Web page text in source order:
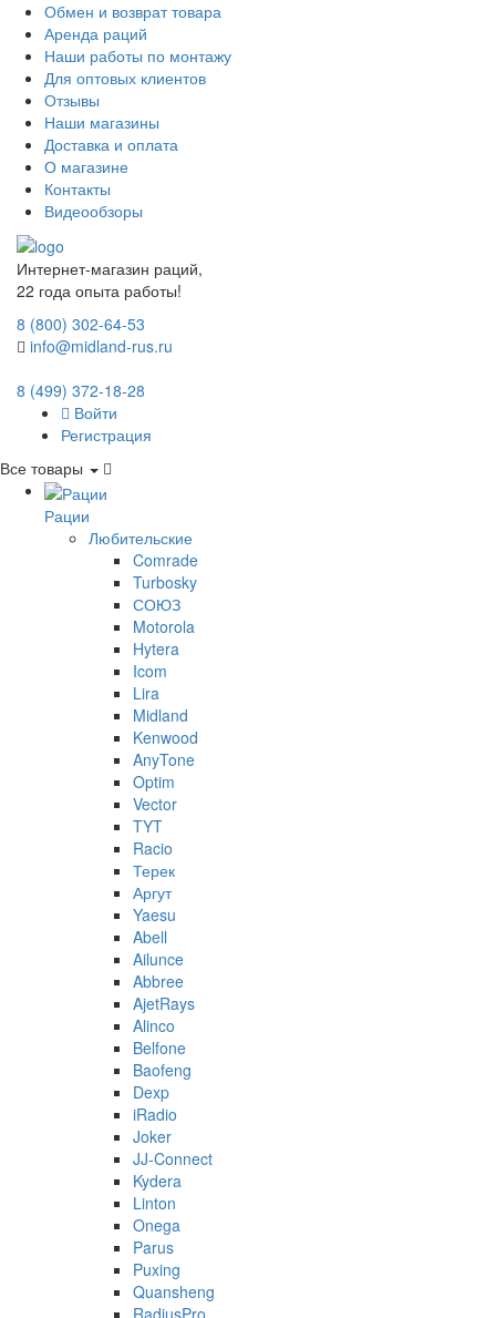
Обмен и возврат товара
Аренда раций
Наши работы по монтажу
Для оптовых клиентов
Отзывы
Наши магазины
Доставка и оплата
О магазине
Контакты
Видеообзоры
Интернет-магазин раций,
22 года опыта работы!
8 (800) 302-64-53
info@midland-rus.ru
8 (499) 372-18-28
Войти
Регистрация
Все товары
Рации
Любительские
Comrade
Turbosky
СОЮЗ
Motorola
Hytera
Icom
Lira
Midland
Kenwood
AnyTone
Optim
Vector
TYT
Racio
Терек
Аргут
Yaesu
Abell
Ailunce
Abbree
AjetRays
Alinco
Belfone
Baofeng
Dexp
iRadio
Joker
JJ-Connect
Kydera
Linton
Onega
Parus
Puxing
Quansheng
RadiusPro